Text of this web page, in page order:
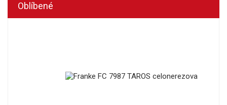
Oblíbené